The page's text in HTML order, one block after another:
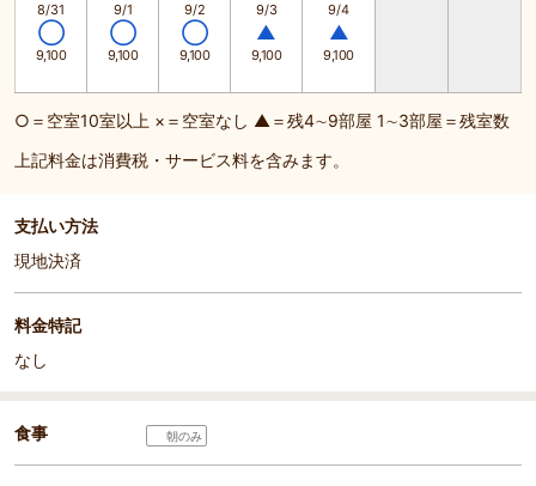
8/31
◯
9,100
9/1
◯
9,100
9/2
◯
9,100
9/3
▲
9,100
9/4
▲
9,100
○＝空室10室以上 ×＝空室なし ▲＝残4∼9部屋 1∼3部屋＝残室数
上記料金は消費税・サービス料を含みます。
支払い方法
現地決済
料金特記
なし
食事 朝のみ